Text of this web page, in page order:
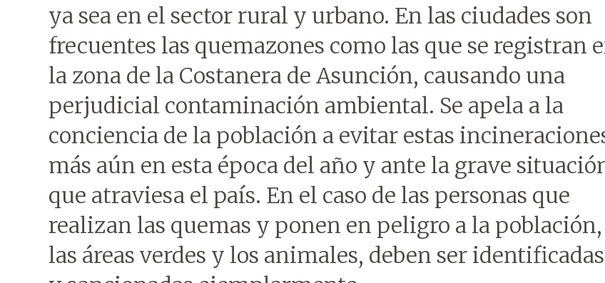
ya sea en el sector rural y urbano. En las ciudades son
frecuentes las quemazones como las que se registran
la zona de la Costanera de Asunción, causando una
perjudicial contaminación ambiental. Se apela a la
conciencia de la población a evitar estas
más aún en esta época del año y ante la grave
que atraviesa el país. En el caso de las personas que
realizan las quemas y ponen en peligro a la población,
las áreas verdes y los animales, deben ser identificadas